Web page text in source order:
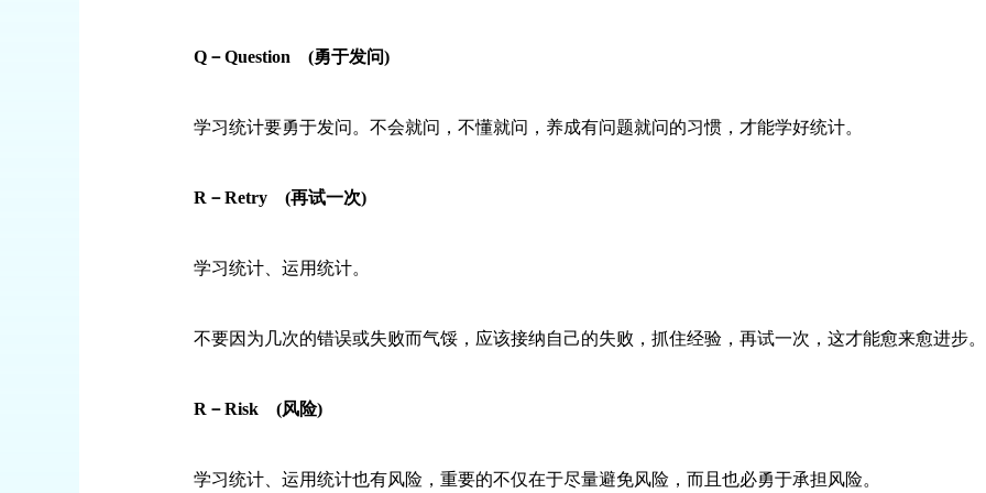
Q －Question (勇于发问)
学习统计要勇于发问。不会就问，不懂就问，养成有问题就问的习惯，才能学好统计。
R －Retry (再试一次)
学习统计、运用统计。
不要因为几次的错误或失败而气馁，应该接纳自己的失败，抓住经验，再试一次，这才能愈来愈进步
R －Risk (风险)
学习统计、运用统计也有风险，重要的不仅在于尽量避免风险，而且也必勇于承担风险。